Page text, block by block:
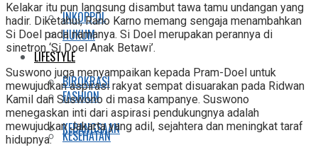
INKOPPOL
LIFESTYLE
FASHION
KESEHATAN
HUKUM
BIROKRASI
KEBANGSAAN
Kelakar itu pun langsung disambut tawa tamu undangan yang
hadir. Diketahui, Rano Karno memang sengaja menambahkan
Si Doel pada namanya. Si Doel merupakan perannya di
sinetron ‘Si Doel Anak Betawi’.
Suswono juga menyampaikan kepada Pram-Doel untuk
mewujudkan aspirasi rakyat sempat disuarakan pada Ridwan
Kamil dan Suswono di masa kampanye. Suswono
menegaskan inti dari aspirasi pendukungnya adalah
mewujudkan Jakarta yang adil, sejahtera dan meningkat taraf
hidupnya.